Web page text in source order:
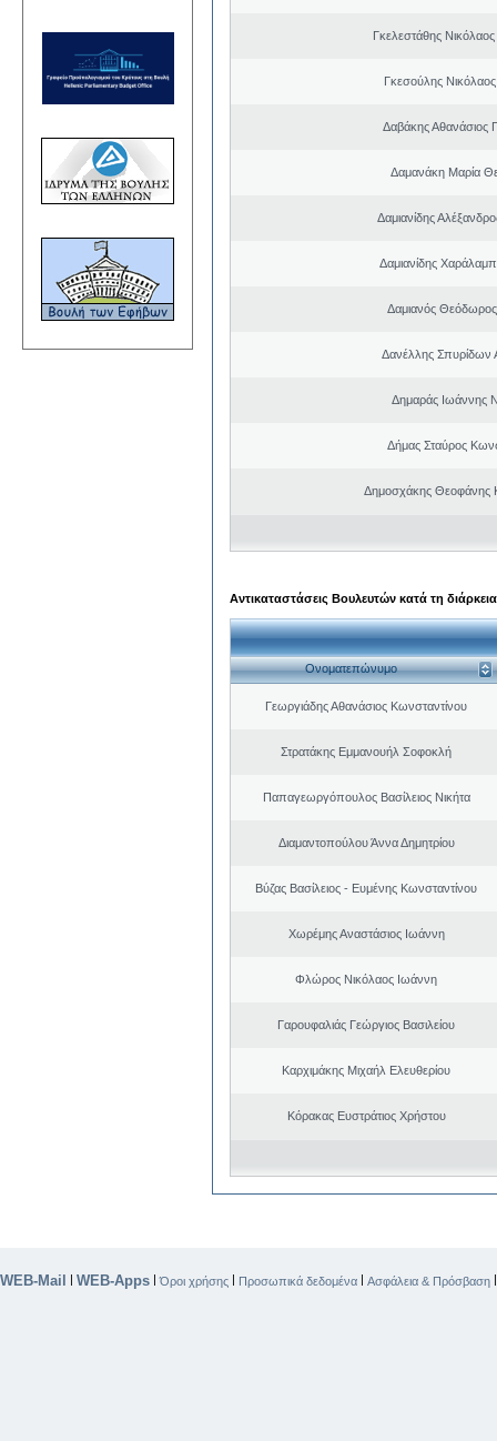
Γκελεστάθης
Γκεσούλης
Δαβάκης Αθανάσιος
Δαμανάκη Μαρία
Δαμιανίδης
Δαμιανίδης
Δαμιανός
Δανέλλης Σπυρίδων
Δημαράς Ιωάννης
Δήμας Σταύρος
Δημοσχάκης Θεοφάνης
Αντικαταστάσεις Βουλευτών κατά τη
Ονοματεπώνυμο
Γεωργιάδης Αθανάσιος Κωνσταντίνου
Στρατάκης Εμμανουήλ Σοφοκλή
Παπαγεωργόπουλος Βασίλειος Νικήτα
Διαμαντοπούλου Άννα Δημητρίου
Βύζας Βασίλειος - Ευμένης Κωνσταντίνου
Χωρέμης Αναστάσιος Ιωάννη
Φλώρος Νικόλαος Ιωάννη
Γαρουφαλιάς Γεώργιος Βασιλείου
Καρχιμάκης Μιχαήλ Ελευθερίου
Κόρακας Ευστράτιος Χρήστου
WEB-Mail | WEB-Apps |Όροι χρήσης | Προσωπικά δεδομένα | Ασφάλεια & Πρόσβαση